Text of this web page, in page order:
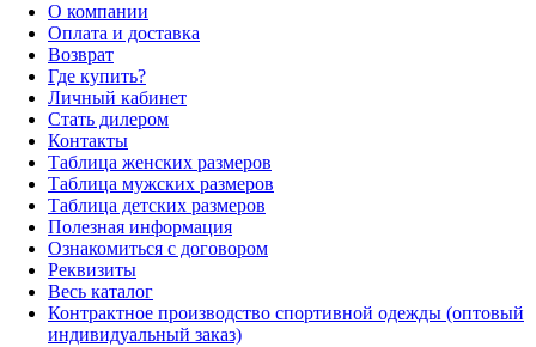
О компании
Оплата и доставка
Возврат
Где купить?
Личный кабинет
Стать дилером
Контакты
Таблица женских размеров
Таблица мужских размеров
Таблица детских размеров
Полезная информация
Ознакомиться с договором
Реквизиты
Весь каталог
Контрактное производство спортивной одежды (оптовый
индивидуальный заказ)